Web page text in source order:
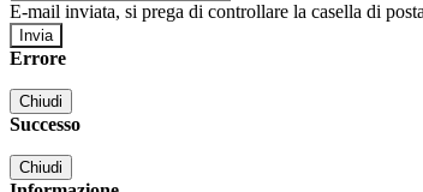
E-mail inviata, si prega di controllare la casella di
Errore
Chiudi
Successo
Chiudi